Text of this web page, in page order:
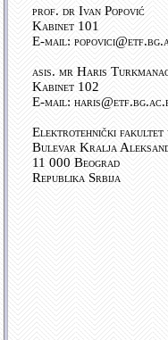
prof. dr Ivan Popović
Kabinet 101
E-mail:
asis. mr Haris
Kabinet 102
E-mail: haris
Elektrotehnički fakultet
Bulevar Kralja
11 000 Beograd
Republika Srbija